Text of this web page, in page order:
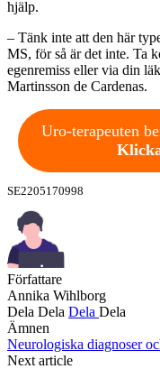
hjälp.
– Tänk inte att den här
MS, för så är det inte. Ta
egenremiss eller via din
Martinsson de Cardenas.
Uro-terapeuten
SE2205170998
Författare
Annika Wihlborg
Dela Dela Dela Dela
Ämnen
Neurologiska diagnoser
Next article